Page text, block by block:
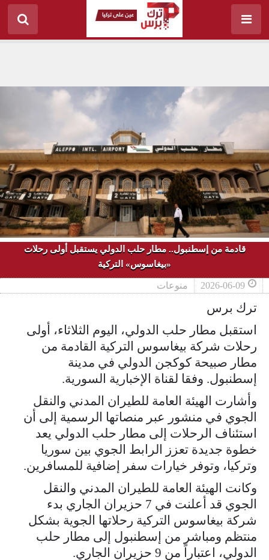
قادمة من إسطنبول.. مطار حلب الدولي يستقبل أولى رحلات
«بيغاسوس» التركية
2026-06-09 منوعات
ترك برس
استقبل مطار حلب الدولي، اليوم الثلاثاء، أولى
رحلات شركة بيغاسوس التركية القادمة من
مطار صبيحة كوكجن الدولي في مدينة
إسطنبول. وفقا لقناة الإخبارية السورية.
وأشارت الهيئة العامة للطيران المدني والنقل
الجوي في منشور عبر منصاتها الرسمية إلى أن
استئناف الرحلات إلى مطار حلب الدولي يعد
خطوة جديدة تعزز الرابط الجوي بين سوريا
وتركيا، وتوفر خيارات سفر إضافية للمسافرين.
وكانت الهيئة العامة للطيران المدني والنقل
الجوي قد أعلنت في 7 حزيران الجاري بدء
شركة بيغاسوس التركية رحلاتها الجوية بشكل
منتظم ومباشر من إسطنبول إلى مطار حلب
الدولي، اعتباراً من 9 حزيران الجاري.